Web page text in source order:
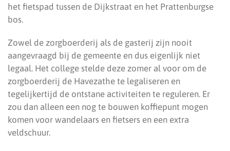
het fietspad tussen de Dijkstraat en het Prattenburgse
bos.
Zowel de zorgboerderij als de gasterij zijn nooit
aangevraagd bij de gemeente en dus eigenlijk niet
legaal. Het college stelde deze zomer al voor om de
zorgboerderij de Havezathe te legaliseren en
tegelijkertijd de ontstane activiteiten te reguleren. Er
zou dan alleen een nog te bouwen koffiepunt mogen
komen voor wandelaars en fietsers en een extra
veldschuur.